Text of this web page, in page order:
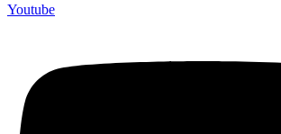
Youtube